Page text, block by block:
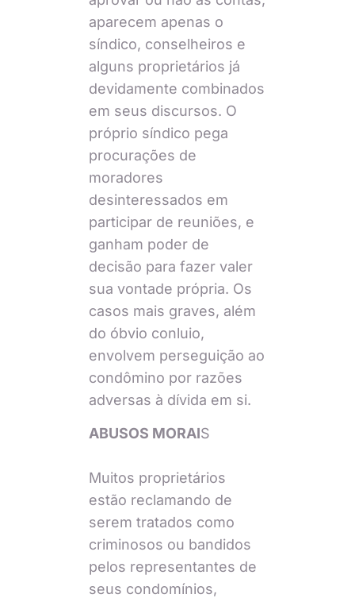
aparecem apenas o
síndico, conselheiros e
alguns proprietários já
devidamente combinados
em seus discursos. O
próprio síndico pega
procurações de
moradores
desinteressados em
participar de reuniões, e
ganham poder de
decisão para fazer valer
sua vontade própria. Os
casos mais graves, além
do óbvio conluio,
envolvem perseguição ao
condômino por razões
adversas à dívida em si.
ABUSOS MORAIS
Muitos proprietários
estão reclamando de
serem tratados como
criminosos ou bandidos
pelos representantes de
seus condomínios,